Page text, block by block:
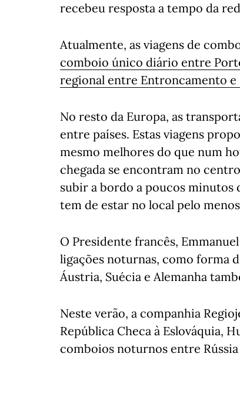
recebeu resposta a tempo da
Atualmente, as viagens de
comboio único diário entre
regional entre Entroncamento e
No resto da Europa, as
entre países. Estas viagens
mesmo melhores do que num
chegada se encontram no
subir a bordo a poucos
tem de estar no local pelo
O Presidente francês,
ligações noturnas, como forma
Áustria, Suécia e Alemanha
Neste verão, a companhia
República Checa à Eslováquia,
comboios noturnos entre